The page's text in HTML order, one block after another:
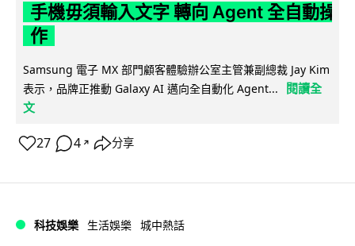
手機毋須輸入文字 轉向 Agent 全自動操
作
Samsung 電子 MX 部門顧客體驗辦公室主管兼副總裁 Jay Kim
表示，品牌正推動 Galaxy AI 邁向全自動化 Agent...
閱讀全
文
27 4 ↗ 分享
科技娛樂 生活娛樂 城中熱話